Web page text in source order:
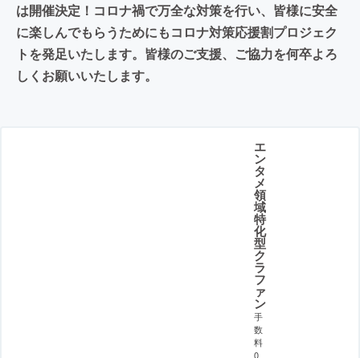
は開催決定！コロナ禍で万全な対策を行い、皆様に安全
に楽しんでもらうためにもコロナ対策応援割プロジェク
トを発足いたします。皆様のご支援、ご協力を何卒よろ
しくお願いいたします。
エ
ン
タ
メ
領
域
特
化
型
ク
ラ
フ
ァ
ン
手
数
料
0